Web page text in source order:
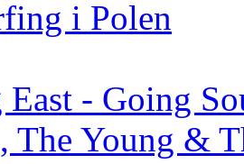
i Polen
East - Going
The Young &